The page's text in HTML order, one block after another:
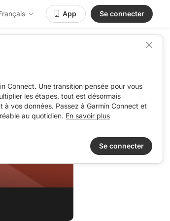
App Se connecter
Connect. Une transition pensée pour vous
les étapes, tout est désormais
vos données. Passez à Garmin Connect et
au quotidien. En savoir plus
Se connecter